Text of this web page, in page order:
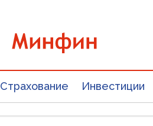
Страхование Инвестиции